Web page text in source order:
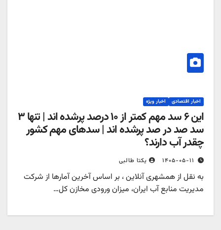
اخبار اقتصادی اخبار ویژه
این ۶ سد مهم کمتر از ۱۰ درصد پرشده اند | تنها ۳
سد صد در صد پرشده اند | سدهای مهم کشور
چقدر آب دارند؟
۱۴۰۵-۰۵-۱۱ یکتا طالبی
به نقل از همشهری آنلاین ، بر اساس آخرین آمارها از شرکت
مدیریت منابع آب ایران، ‌میزان ورودی مخازن کل…